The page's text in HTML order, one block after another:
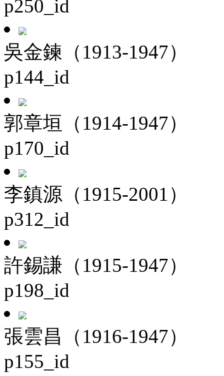
p250_id
吳金鍊（1913-1947）
p144_id
郭章垣（1914-1947）
p170_id
李鎮源（1915-2001）
p312_id
許錫謙（1915-1947）
p198_id
張雲昌（1916-1947）
p155_id